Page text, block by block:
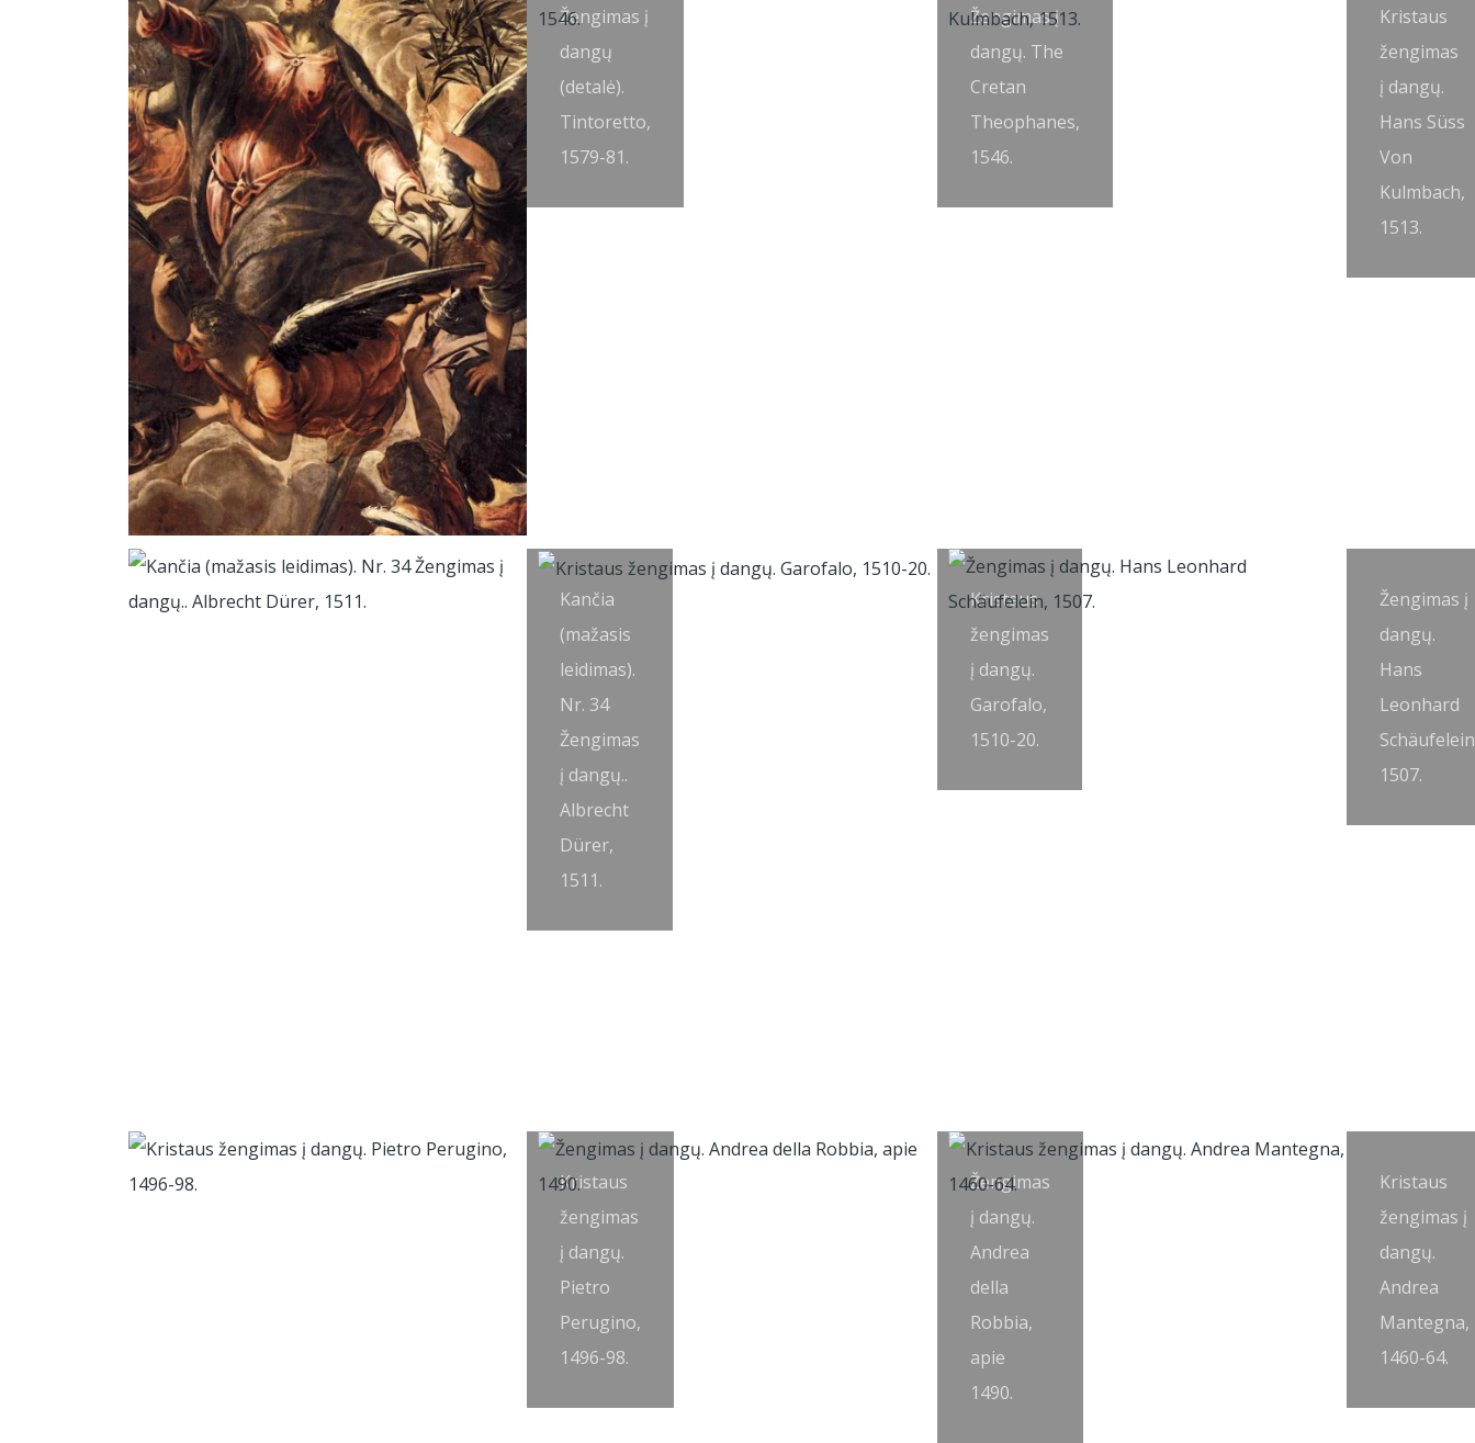
Žengimas į
dangų
(detalė).
Tintoretto,
1579-81.
Žengimas į
dangų. The
Cretan
Theophanes,
1546.
Kristaus
žengimas
į dangų.
Hans Süss
Von
Kulmbach,
1513.
Kančia
(mažasis
leidimas).
Nr. 34
Žengimas
į dangų..
Albrecht
Dürer,
1511.
Kristaus
žengimas
į dangų.
Garofalo,
1510-20.
Žengimas į
dangų.
Hans
Leonhard
1507.
Kristaus
žengimas
į dangų.
Pietro
Perugino,
1496-98.
Žengimas
į dangų.
Andrea
della
Robbia,
apie
1490.
Kristaus
žengimas į
dangų.
Andrea
Mantegna,
1460-64.